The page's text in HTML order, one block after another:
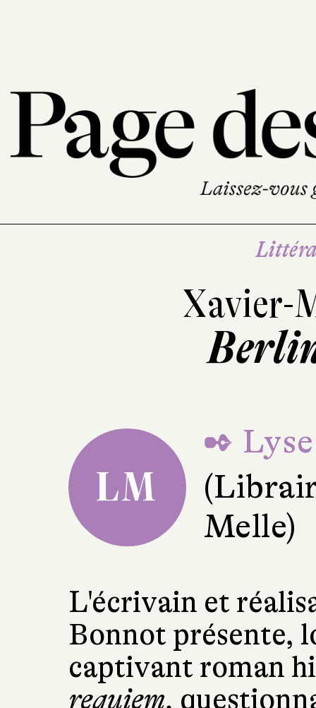
Xavier-
LM
✒
Melle)
L'écrivain et
Bonnot présente,
captivant roman
requiem,